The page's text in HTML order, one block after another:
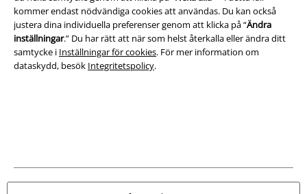
kommer endast nödvändiga cookies att användas. Du kan också
justera dina individuella preferenser genom att klicka på “Ändra
inställningar.” Du har rätt att när som helst återkalla eller ändra ditt
samtycke i Inställningar för cookies. För mer information om
dataskydd, besök Integritetspolicy.
Avfallshantering och miljöskydd
Försäkran om överensstämmelse
Alla priser inkl. moms.Fraktkostnad tillkommer.